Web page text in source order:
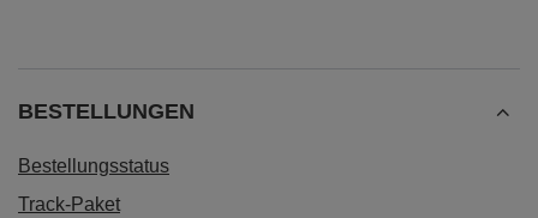
BESTELLUNGEN
Bestellungsstatus
Track-Paket